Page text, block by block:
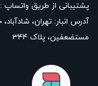
پشتیبانی از طریق واتساپ :
مستضعفین، پلاک 344